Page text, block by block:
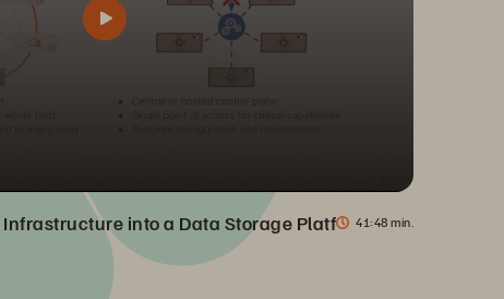
into a Data Storage Platform
41 48 min.